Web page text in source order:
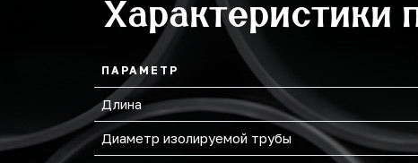
273
Характеристики
ПАРАМЕТР
Длина
Диаметр изолируемой трубы